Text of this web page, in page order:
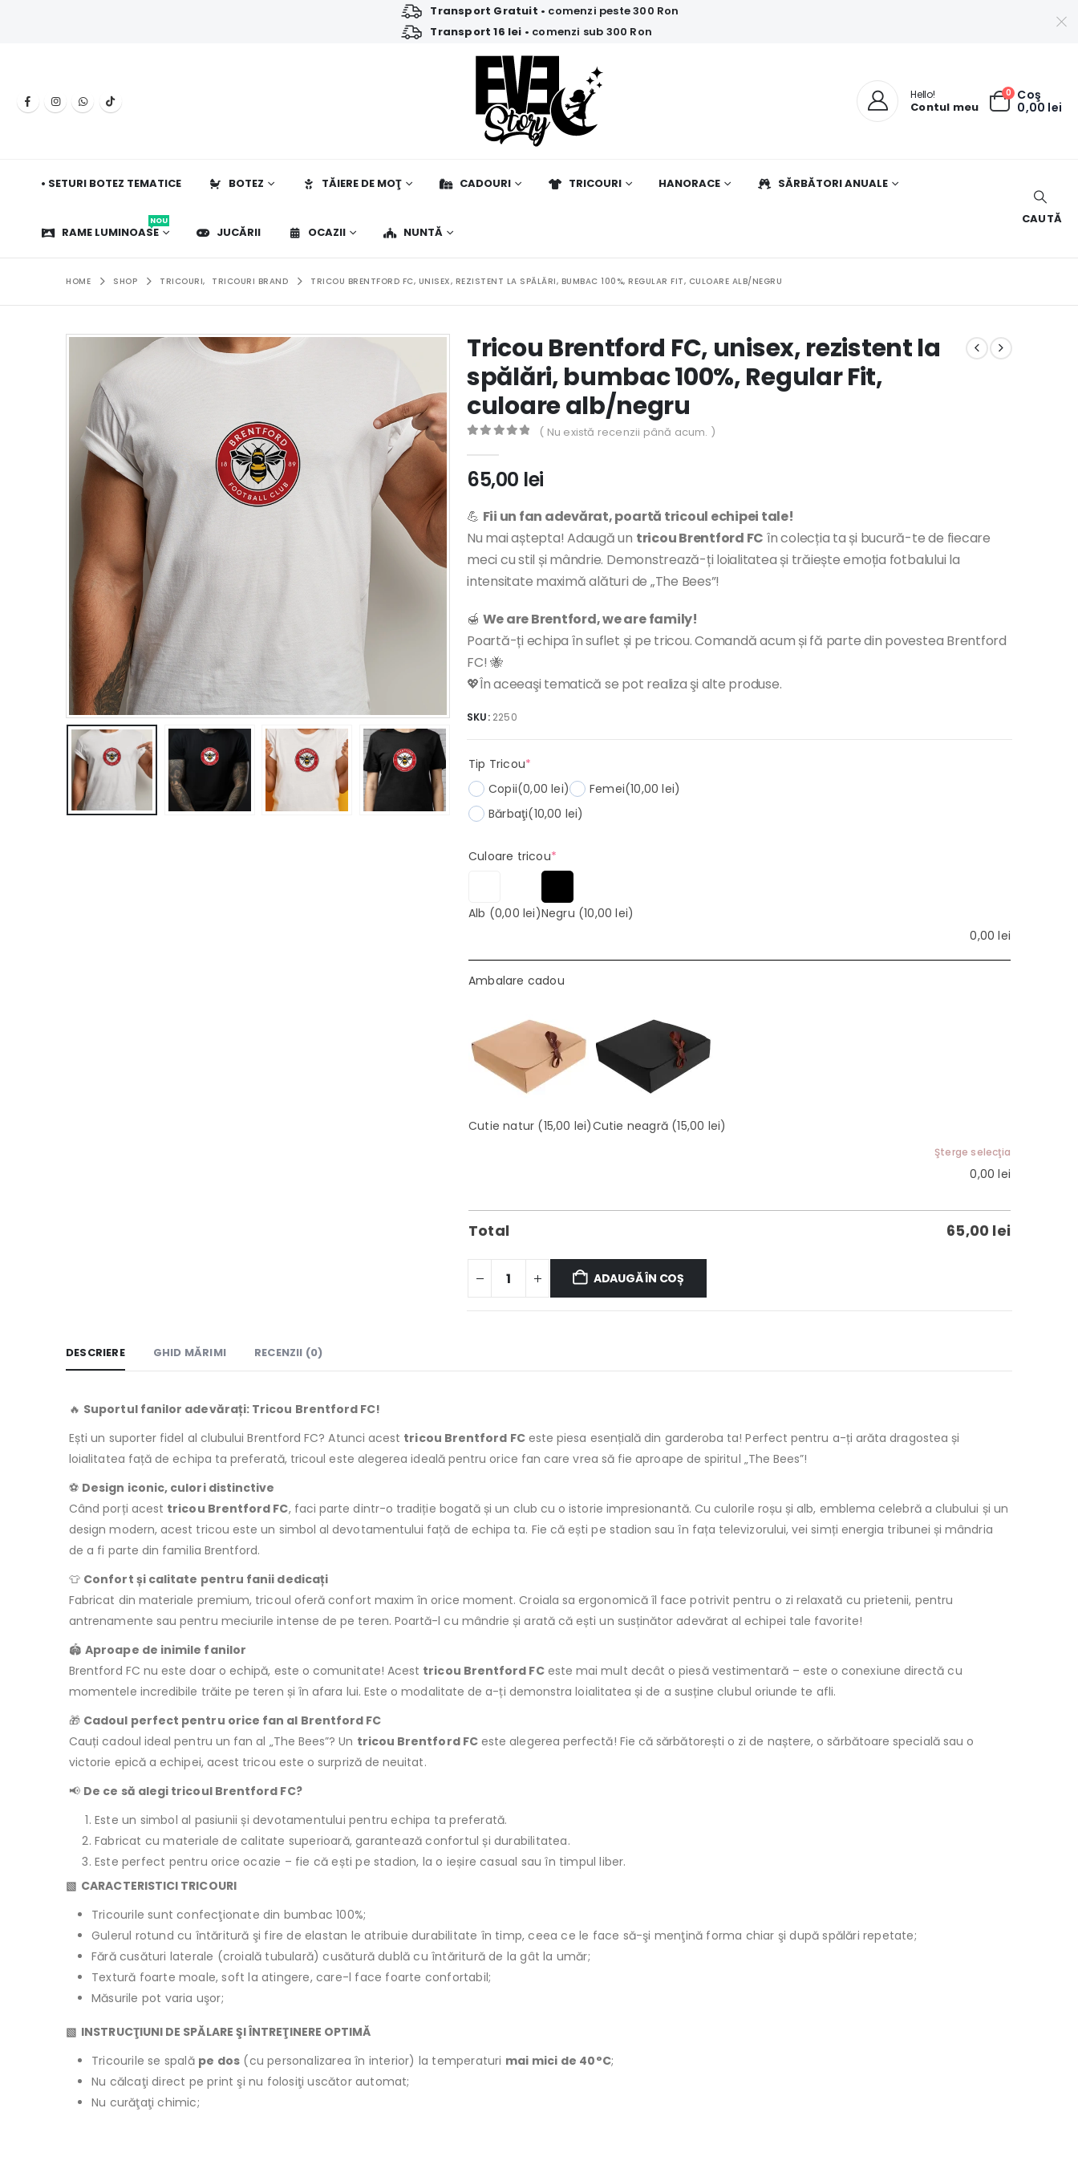
Transport Gratuit • comenzi peste 300 Ron
Transport 16 lei • comenzi sub 300 Ron
Hello!
Contul meu
0 Coş
0,00 lei
• SETURI BOTEZ TEMATICE BOTEZ TĂIERE DE MOŢ CADOURI TRICOURI HANORACE SĂRBĂTORI ANUALE
RAME LUMINOASE
NOU
JUCĂRII OCAZII NUNTĂ
CAUTĂ
HOME SHOP TRICOURI, TRICOURI BRAND TRICOU BRENTFORD FC, UNISEX, REZISTENT LA SPĂLĂRI, BUMBAC 100%, REGULAR FIT, CULOARE ALB/NEGRU
Tricou Brentford FC, unisex, rezistent la
spălări, bumbac 100%, Regular Fit,
culoare alb/negru
( Nu există recenzii până acum. )
65,00 lei
💪 Fii un fan adevărat, poartă tricoul echipei tale!
Nu mai aștepta! Adaugă un tricou Brentford FC în colecția ta și bucură-te de fiecare
meci cu stil și mândrie. Demonstrează-ți loialitatea și trăiește emoția fotbalului la
intensitate maximă alături de „The Bees”!
🍯 We are Brentford, we are family!
Poartă-ți echipa în suflet și pe tricou. Comandă acum și fă parte din povestea Brentford
FC! 🐝
💖În aceeaşi tematică se pot realiza şi alte produse.
SKU: 2250
Tip Tricou*
Copii(0,00 lei) Femei(10,00 lei)
Bărbaţi(10,00 lei)
Culoare tricou*(required)
Alb (0,00 lei)Negru (10,00 lei)
0,00lei
Ambalare cadou
Cutie natur (15,00 lei)Cutie neagră (15,00 lei)
Şterge selecţia
0,00lei
Total 65,00 lei
ADAUGĂ ÎN COȘ
DESCRIERE GHID MĂRIMI RECENZII (0)
🔥 Suportul fanilor adevărați: Tricou Brentford FC!
Ești un suporter fidel al clubului Brentford FC? Atunci acest tricou Brentford FCeste piesa esențială din garderoba ta! Perfect pentru a-ți arăta dragostea și
loialitatea față de echipa ta preferată, tricoul este alegerea ideală pentru orice fan care vrea să fie aproape de spiritul „The Bees”!
⚽ Design iconic, culori distinctive
Când porți acest tricou Brentford FC, faci parte dintr-o tradiție bogată și un club cu o istorie impresionantă. Cu culorile roșu și alb, emblema celebră a clubului și un
design modern, acest tricou este un simbol al devotamentului față de echipa ta. Fie că ești pe stadion sau în fața televizorului, vei simți energia tribunei și mândria
de a fi parte din familia Brentford.
👕 Confort și calitate pentru fanii dedicați
Fabricat din materiale premium, tricoul oferă confort maxim în orice moment. Croiala sa ergonomică îl face potrivit pentru o zi relaxată cu prietenii, pentru
antrenamente sau pentru meciurile intense de pe teren. Poartă-l cu mândrie și arată că ești un susținător adevărat al echipei tale favorite!
🏟️Aproape de inimile fanilor
Brentford FC nu este doar o echipă, este o comunitate! Acest tricou Brentford FCeste mai mult decât o piesă vestimentară – este o conexiune directă cu
momentele incredibile trăite pe teren și în afara lui. Este o modalitate de a-ți demonstra loialitatea și de a susține clubul oriunde te afli.
🎁 Cadoul perfect pentru orice fan al Brentford FC
Cauți cadoul ideal pentru un fan al „The Bees”? Un tricou Brentford FCeste alegerea perfectă! Fie că sărbătorești o zi de naștere, o sărbătoare specială sau o
victorie epică a echipei, acest tricou este o surpriză de neuitat.
📢 De ce să alegi tricoul Brentford FC?
Este un simbol al pasiunii și devotamentului pentru echipa ta preferată.
Fabricat cu materiale de calitate superioară, garantează confortul și durabilitatea.
Este perfect pentru orice ocazie – fie că ești pe stadion, la o ieșire casual sau în timpul liber.
▧ CARACTERISTICI TRICOURI
Tricourile sunt confecţionate din bumbac 100%;
Gulerul rotund cu întăritură şi fire de elastan le atribuie durabilitate în timp, ceea ce le face să-şi menţină forma chiar şi după spălări repetate;
Fără cusături laterale (croială tubulară) cusătură dublă cu întăritură de la gât la umăr;
Textură foarte moale, soft la atingere, care-l face foarte confortabil;
Măsurile pot varia uşor;
▧ INSTRUCŢIUNI DE SPĂLARE ŞI ÎNTREŢINERE OPTIMĂ
Tricourile se spală pe dos (cu personalizarea în interior) la temperaturi mai mici de 40°C;
Nu călcaţi direct pe print şi nu folosiţi uscător automat;
Nu curăţaţi chimic;